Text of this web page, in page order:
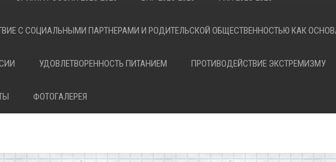
С СОЦИАЛЬНЫМИ ПАРТНЕРАМИ И РОДИТЕЛЬСКОЙ ОБЩЕСТВЕННОСТЬЮ КАК
УДОВЛЕТВОРЕННОСТЬ ПИТАНИЕМ ПРОТИВОДЕЙСТВИЕ ЭКСТРЕМИЗМУ
ФОТОГАЛЕРЕЯ